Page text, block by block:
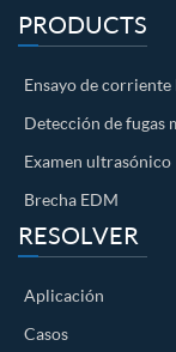
PRODUCTS
Ensayo de corriente
Detección de fugas
Examen ultrasónico
Brecha EDM
RESOLVER
Aplicación
Casos